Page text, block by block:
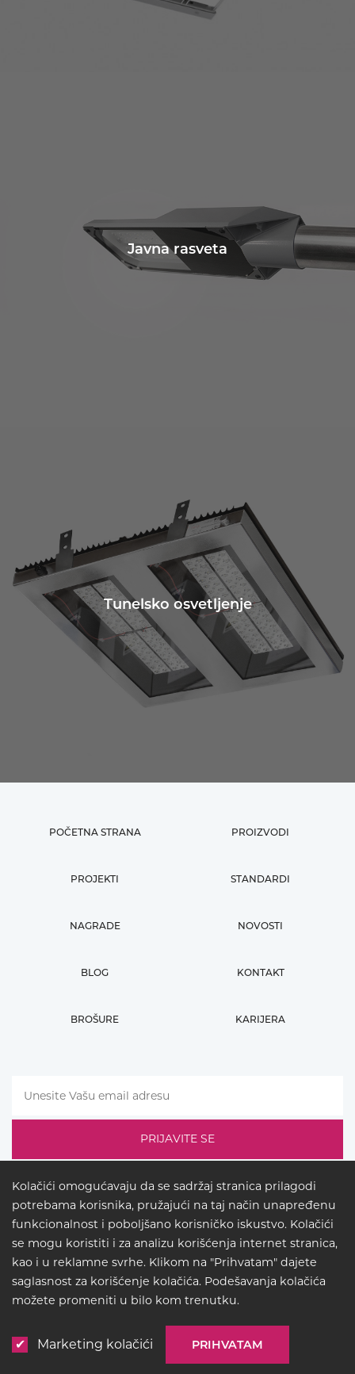
Javna rasveta
Tunelsko osvetljenje
POČETNA STRANA PROIZVODI
PROJEKTI STANDARDI
NAGRADE NOVOSTI
BLOG KONTAKT
BROŠURE KARIJERA
LEGAL
Kolačići omogućavaju da se sadržaj stranica prilagodi
potrebama korisnika, pružajući na taj način unapređenu
funkcionalnost i poboljšano korisničko iskustvo. Kolačići
se mogu koristiti i za analizu korišćenja internet stranica,
kao i u reklamne svrhe. Klikom na "Prihvatam" dajete
saglasnost za korišćenje kolačića. Podešavanja kolačića
možete promeniti u bilo kom trenutku.
Marketing kolačići PRIHVATAM